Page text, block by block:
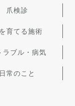
爪検診
育てる施術
ラブル・病気
日常のこと